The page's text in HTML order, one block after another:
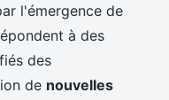
l'émergence de
à des
des
de nouvelles